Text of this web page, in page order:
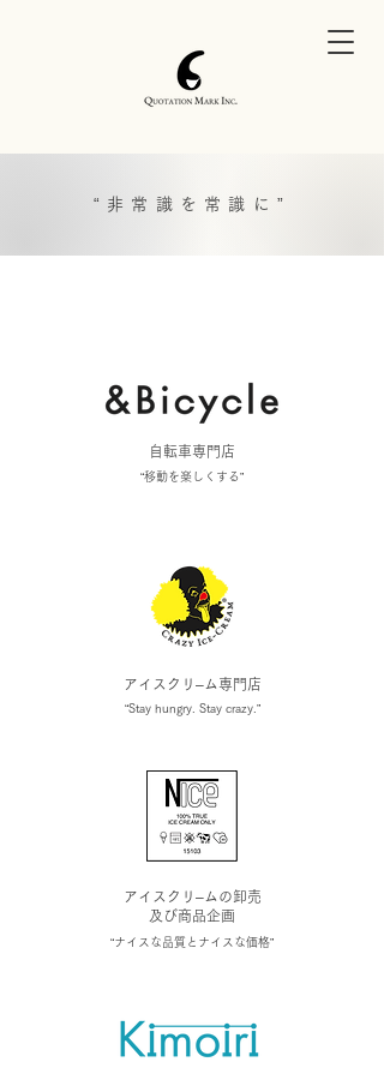
​“非常識を常識に”
​自転車専門店
​“移動を楽しくする”
アイスクリ–ム専門店
​“Stay hungry. Stay crazy.”
アイスクリ–ムの卸売
​及び商品企画
​“ナイスな品質とナイスな価格”